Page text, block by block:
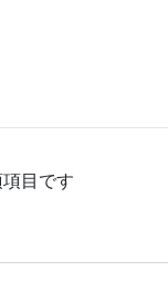
目です